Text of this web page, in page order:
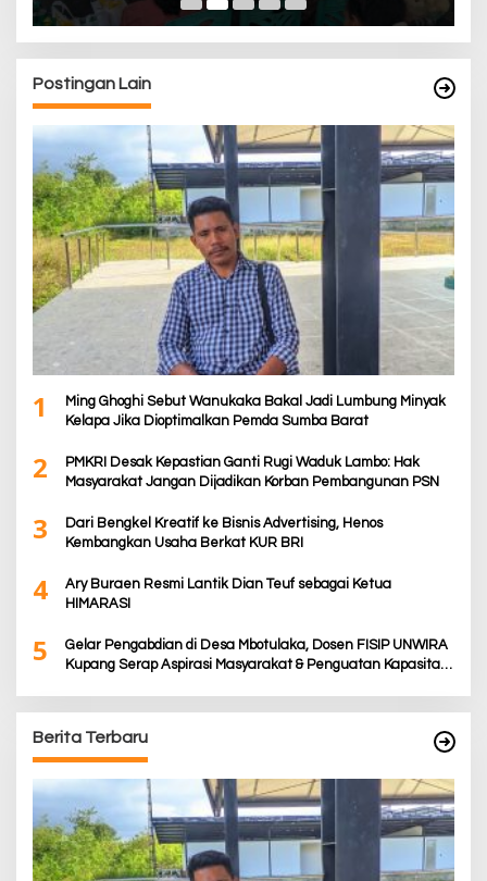
Postingan Lain
1
Ming Ghoghi Sebut Wanukaka Bakal Jadi Lumbung Minyak
Kelapa Jika Dioptimalkan Pemda Sumba Barat
2
PMKRI Desak Kepastian Ganti Rugi Waduk Lambo: Hak
Masyarakat Jangan Dijadikan Korban Pembangunan PSN
3
Dari Bengkel Kreatif ke Bisnis Advertising, Henos
Kembangkan Usaha Berkat KUR BRI
4
Ary Buraen Resmi Lantik Dian Teuf sebagai Ketua
HIMARASI
5
Gelar Pengabdian di Desa Mbotulaka, Dosen FISIP UNWIRA
Kupang Serap Aspirasi Masyarakat & Penguatan Kapasitas
Berita Terbaru